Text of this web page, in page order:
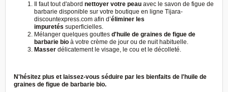
Il faut tout d'abord nettoyer votre peau avec le savon de figue de
barbarie disponible sur votre boutique en ligne Tijara-
discountexpress.com afin d’éliminer les
impuretés superficielles.
Mélanger quelques gouttes d'huile de graines de figue de
barbarie bio à votre crème de jour ou de nuit habituelle.
Masser délicatement le visage, le cou et le décolleté.
N'hésitez plus et laissez-vous séduire par les bienfaits de l'huile de
graines de figue de barbarie bio.